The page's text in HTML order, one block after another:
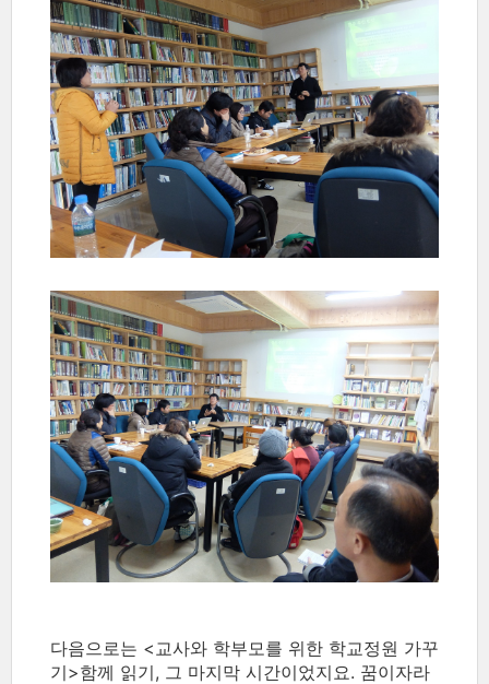
다음으로는 <교사와 학부모를 위한 학교정원 가꾸
기>함께 읽기, 그 마지막 시간이었지요. 꿈이자라